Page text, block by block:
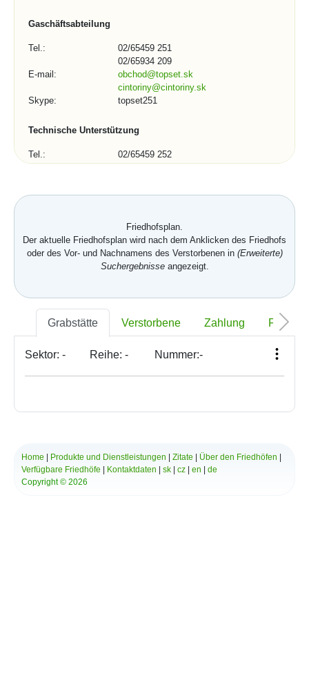
Gaschäftsabteilung
Tel.:
02/65459 251
02/65934 209
E-mail:
obchod@topset.sk
cintoriny@cintoriny.sk
Skype:
topset251
Technische Unterstützung
Tel.:
02/65459 252
Skype:
topset272, topset13
Stadt, Gemeinde, Organisation:
*E-mail:
Friedhofsplan.
Der aktuelle Friedhofsplan wird nach dem Anklicken des Friedhofs
oder des Vor- und Nachnamens des Verstorbenen in (Erweiterte)
Suchergebnisseangezeigt.
Grabstätte Verstorbene Zahlung Foto
Sektor: - Reihe: - Nummer:-
Home Produkte und Dienstleistungen Zitate Über den Friedhöfen
Verfügbare Friedhöfe
Kontaktdaten sk cz en
de
Copyright © 2026